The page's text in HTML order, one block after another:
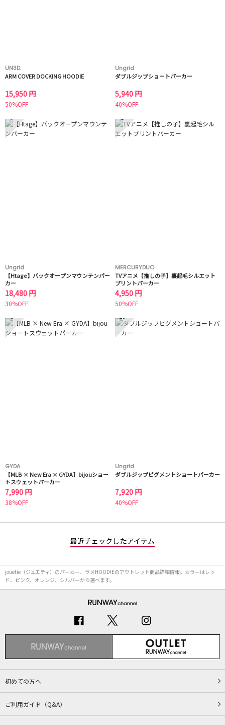
UN3D.
ARM COVER DOCKING HOODIE
15,950 円
50%OFF
Ungrid
ダブルジップショートパーカー
5,940 円
40%OFF
7
Ungrid
【Htage】バックオープンマウンテンパー
カー
18,480 円
30%OFF
8
MERCURYDUO
TVアニメ【推しの子】裏起毛シルエット
プリントパーカー
4,950 円
50%OFF
9
GYDA
【MLB × New Era × GYDA】bijouショー
トスウェットパーカー
7,990 円
38%OFF
10
Ungrid
ダブルジップピグメントショートパーカー
7,920 円
40%OFF
最近チェックしたアイテム
jouetie（ジュエティ）のパーカー、ラメHOODIEのアウトレット商品詳細情報。カラーはレッ
ド、ピンク、オレンジ、シルバーから選べます。
初めての方へ
ご利用ガイド（Q&A）